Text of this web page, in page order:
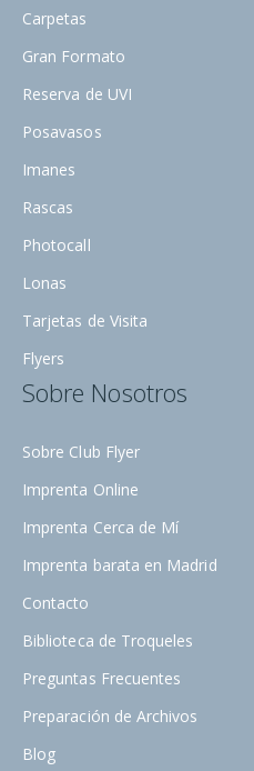
Carpetas
Gran Formato
Reserva de UVI
Posavasos
Imanes
Rascas
Photocall
Lonas
Tarjetas de Visita
Flyers
Sobre Nosotros
Sobre Club Flyer
Imprenta Online
Imprenta Cerca de Mí
Imprenta barata en Madrid
Contacto
Biblioteca de Troqueles
Preguntas Frecuentes
Preparación de Archivos
Blog